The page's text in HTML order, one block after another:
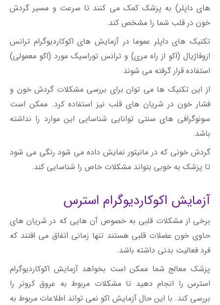
های داپلر) به پزشک کمک می کنند تا سرعت و مسیر گردش
خون در قلب شما را مشخص کند.
تکنیک های داپلر عموما در آزمایش های اکوکاردیوگرام ترانس
ازوفاژیال (اکو از راه مری) و ترانس توراسیک مورد (اکو معمولی)
استفاده قرار گرفته می شوند.
از این تکنیک ها می توان برای بررسی مشکلات گردش خون و
فشار خون در شریان های قلب نیز استفاده کرد. ممکن است
سونوگرافی های سنتی توانایی شناسایی این موارد را نداشته
باشد.
گردش خونی که در مانیتور نمایش داده می شود رنگی می شود
تا پزشک به خوبی بتواند مشکلات خاص را شناسایی کند.
آزمایش اکوکاردیوگرام استرس
برخی از مشکلات قلبی به خصوص آن هایی که در شریان های
حاوی خون عضلات قلبی هستند تنها زمانی اتفاق می افتند که
فرد فعالیت بدنی داشته باشد.
پزشک معالج شما ممکن است بخواهد آزمایش اکوکاردیوگرام
استرس را انجام دهید تا مشکلات مربوط به عروق کرونر را
بررسی کند. با این حال آزمایش اکو نمی تواند اطلاعات مربوط به